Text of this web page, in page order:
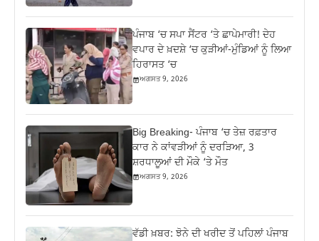
ਪੰਜਾਬ ‘ਚ ਸਪਾ ਸੈਂਟਰ ‘ਤੇ ਛਾਪੇਮਾਰੀ! ਦੇਹ
ਵਪਾਰ ਦੇ ਖ਼ਦਸ਼ੇ ‘ਚ ਕੁੜੀਆਂ-ਮੁੰਡਿਆਂ ਨੂੰ ਲਿਆ
ਹਿਰਾਸਤ ‘ਚ
ਅਗਸਤ 9, 2026
Big Breaking- ਪੰਜਾਬ ‘ਚ ਤੇਜ਼ ਰਫ਼ਤਾਰ
ਕਾਰ ਨੇ ਕਾਂਵੜੀਆਂ ਨੂੰ ਦਰੜਿਆ, 3
ਸ਼ਰਧਾਲੂਆਂ ਦੀ ਮੌਕੇ ‘ਤੇ ਮੌਤ
ਅਗਸਤ 9, 2026
ਵੱਡੀ ਖ਼ਬਰ: ਝੋਨੇ ਦੀ ਖਰੀਦ ਤੋਂ ਪਹਿਲਾਂ ਪੰਜਾਬ